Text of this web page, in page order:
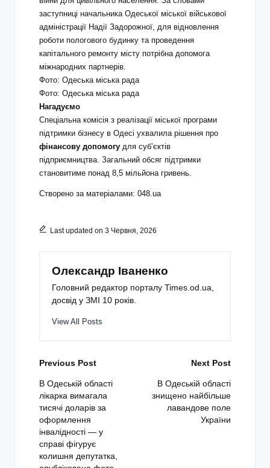
заступниці начальника Одеської міської військової
адміністрації Надії Задорожної, для відновлення
роботи пологового будинку та проведення
капітального ремонту місту потрібна допомога
міжнародних партнерів.
Фото: Одеська міська рада
Фото: Одеська міська рада
Нагадуємо
Спеціальна комісія з реалізації міської програми
підтримки бізнесу в Одесі ухвалила рішення про
фінансову допомогу для суб’єктів
підприємництва. Загальний обсяг підтримки
становитиме понад 8,5 мільйона гривень.
Створено за матеріалами: 048.ua
Last updated on 3 Червня, 2026
Олександр Іваненко
Головний редактор порталу Times.od.ua,
досвід у ЗМІ 10 років.
View All Posts
Post
navigation
Previous Post
В Одеській області
лікарка вимагала
тисячі доларів за
оформлення
інвалідності — у
справі фігурує
колишня депутатка,
Next Post
В Одеській області
знищено найбільше
лавандове поле
України